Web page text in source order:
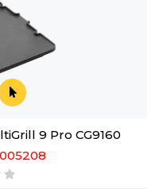
9 Pro CG9160